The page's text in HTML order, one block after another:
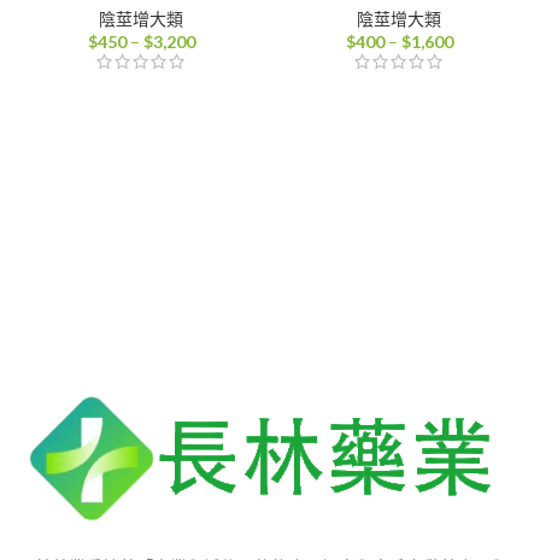
陰莖增大類
$450 – $3,200價
陰莖增大類
$400 – $1,600價